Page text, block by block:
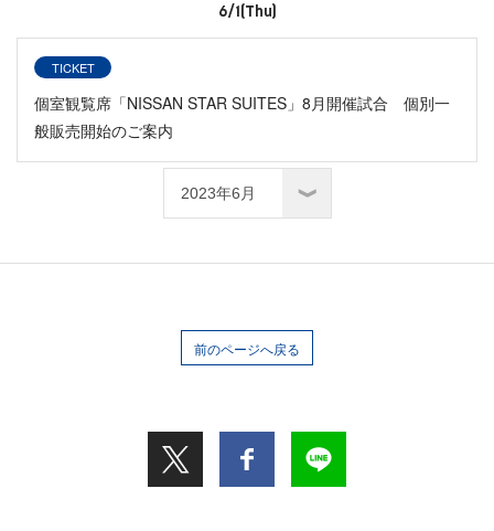
6/1(Thu)
TICKET
個室観覧席「NISSAN STAR SUITES」8月開催試合 個別一
般販売開始のご案内
前のページへ戻る